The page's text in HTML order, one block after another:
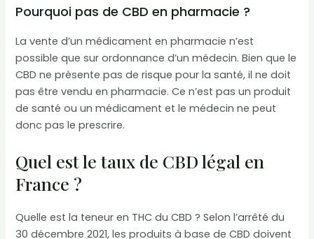
Pourquoi pas de CBD en pharmacie ?
La vente d’un médicament en pharmacie n’est
possible que sur ordonnance d’un médecin. Bien que le
CBD ne présente pas de risque pour la santé, il ne doit
pas être vendu en pharmacie. Ce n’est pas un produit
de santé ou un médicament et le médecin ne peut
donc pas le prescrire.
Quel est le taux de CBD légal en
France ?
Quelle est la teneur en THC du CBD ? Selon l’arrêté du
30 décembre 2021, les produits à base de CBD doivent